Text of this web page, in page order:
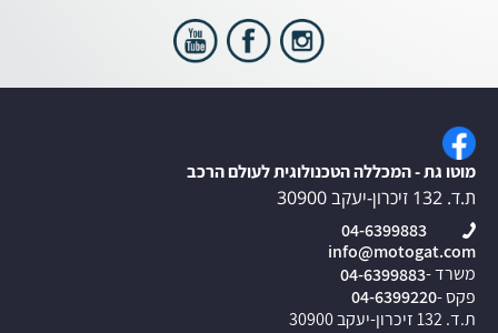
מוטו גת - המכללה הטכנולוגית לעולם הרכב
ת.ד. 132 זיכרון-יעקב 30900
04-6399883
info@motogat.com
משרד -04-6399883
פקס -04-6399220
ת.ד. 132 זיכרון-יעקב 30900